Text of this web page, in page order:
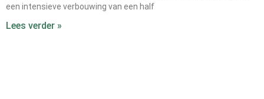
een intensieve verbouwing van een half
Lees verder »